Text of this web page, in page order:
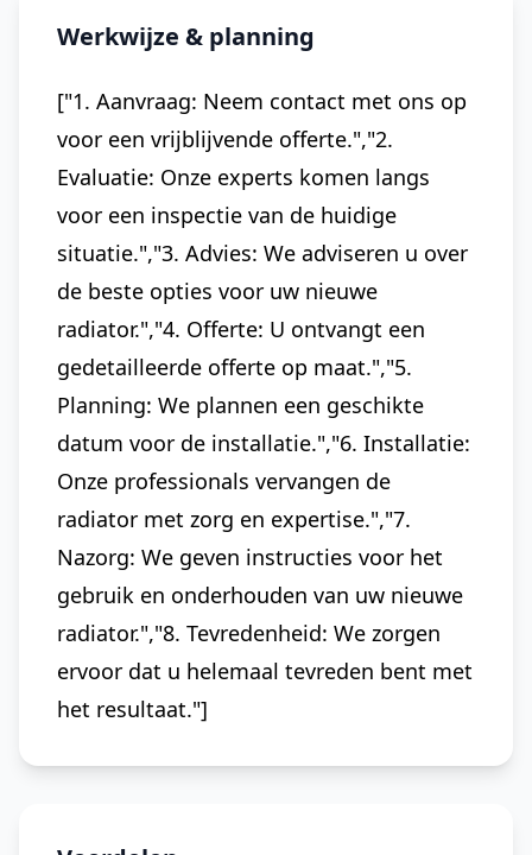
Werkwijze & planning
["1. Aanvraag: Neem contact met ons op
voor een vrijblijvende offerte.","2.
Evaluatie: Onze experts komen langs
voor een inspectie van de huidige
situatie.","3. Advies: We adviseren u over
de beste opties voor uw nieuwe
radiator.","4. Offerte: U ontvangt een
gedetailleerde offerte op maat.","5.
Planning: We plannen een geschikte
datum voor de installatie.","6. Installatie:
Onze professionals vervangen de
radiator met zorg en expertise.","7.
Nazorg: We geven instructies voor het
gebruik en onderhouden van uw nieuwe
radiator.","8. Tevredenheid: We zorgen
ervoor dat u helemaal tevreden bent met
het resultaat."]